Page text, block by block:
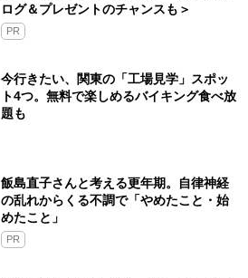
ログ＆プレゼントのチャンスも＞
PR
今行きたい、関東の「工場見学」スポッ
ト4つ。無料で楽しめるバイキング食べ放
題も
飯島直子さんと考える更年期。自律神経
の乱れからくる不調で「やめたこと・始
めたこと」
PR